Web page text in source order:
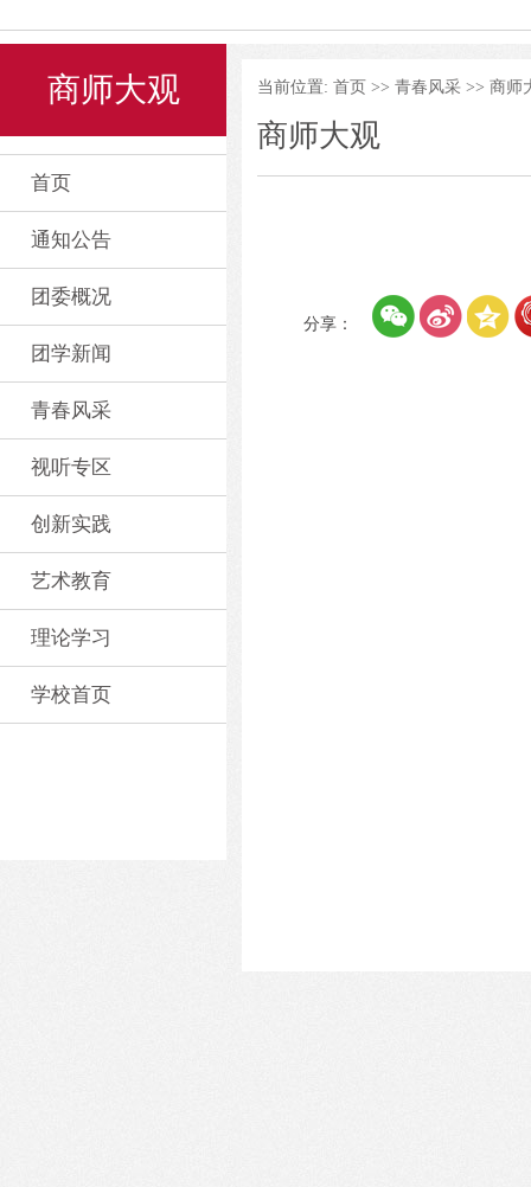
商师大观
首页
通知公告
团委概况
团学新闻
青春风采
视听专区
创新实践
艺术教育
理论学习
学校首页
当前位置: 首页 >> 青春风采 >> 商师
商师大观
分享：